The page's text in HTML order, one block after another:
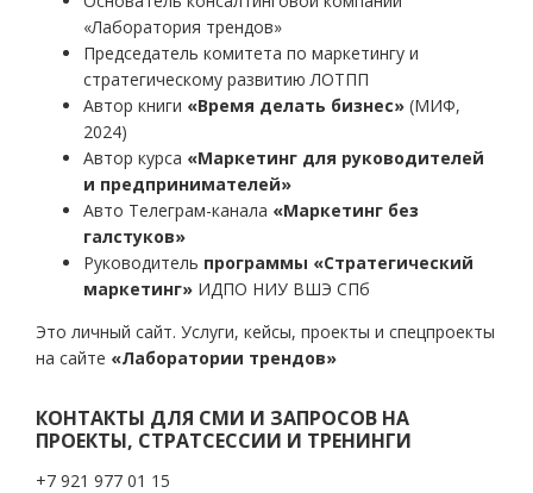
«Лаборатория трендов»
Председатель комитета по маркетингу и
стратегическому развитию ЛОТПП
Автор книги «Время делать бизнес» (МИФ,
2024)
Автор курса «Маркетинг для руководителей
и предпринимателей»
Авто Телеграм-канала «Маркетинг без
галстуков»
Руководитель программы «Стратегический
маркетинг» ИДПО НИУ ВШЭ СПб
Это личный сайт. Услуги, кейсы, проекты и спецпроекты
на сайте «Лаборатории трендов»
КОНТАКТЫ ДЛЯ СМИ И ЗАПРОСОВ НА
ПРОЕКТЫ, СТРАТСЕССИИ И ТРЕНИНГИ
+7 921 977 01 15